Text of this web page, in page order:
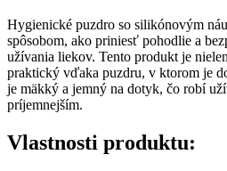
Hygienické puzdro so silikónovým
spôsobom, ako priniesť pohodlie a
užívania liekov. Tento produkt je
praktický vďaka puzdru, v ktorom je
je mäkký a jemný na dotyk, čo robí
príjemnejším.
Vlastnosti produktu: